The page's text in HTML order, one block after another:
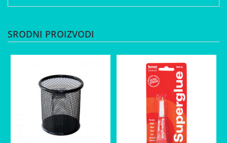
SRODNI PROIZVODI